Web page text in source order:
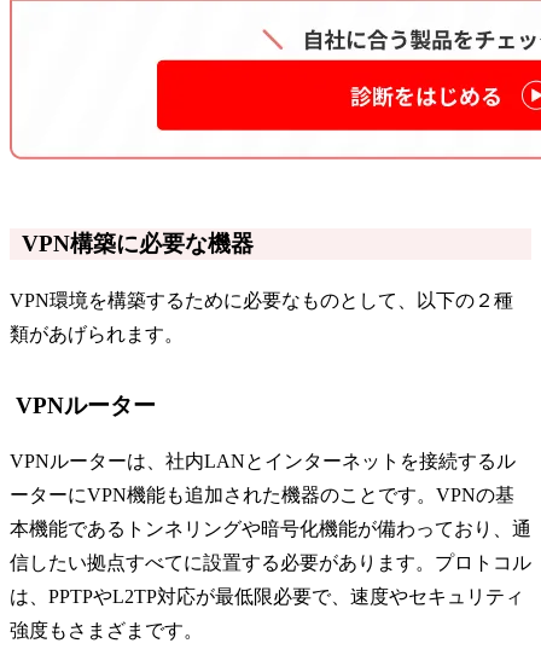
VPN構築に必要な機器
VPN環境を構築するために必要なものとして、以下の２種
類があげられます。
VPNルーター
VPNルーターは、社内LANとインターネットを接続するル
ーターにVPN機能も追加された機器のことです。VPNの基
本機能であるトンネリングや暗号化機能が備わっており、通
信したい拠点すべてに設置する必要があります。プロトコル
は、PPTPやL2TP対応が最低限必要で、速度やセキュリティ
強度もさまざまです。